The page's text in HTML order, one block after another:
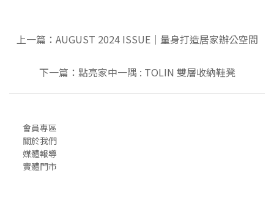
上一篇：AUGUST 2024 ISSUE｜量身打造居家辦公空間
下一篇：點亮家中一隅 : TOLIN 雙層收納鞋凳
會員專區
關於我們
媒體報導
實體門市